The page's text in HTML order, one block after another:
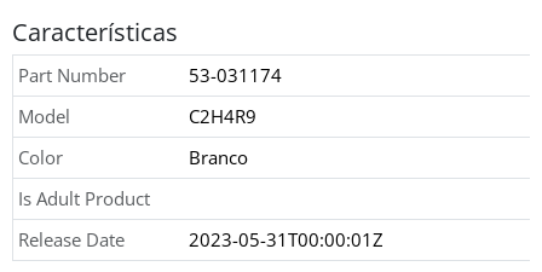
Características
Part Number
53-031174
Model
C2H4R9
Color
Branco
Is Adult Product
Release Date
2023-05-31T00:00:01Z